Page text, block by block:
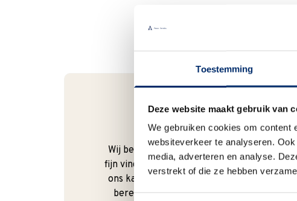
Toestemming
Deze website maakt gebruik van
We gebruiken cookies om content
websiteverkeer te analyseren.
media, adverteren en analyse.
verstrekt of die ze hebben
Bel gerust
Wij begrijpen dat je als klant het
fijn vindt om te kunnen bellen. Bij
ons kan dat ook gewoon. We zijn
bereikbaar vanmaandag t/m